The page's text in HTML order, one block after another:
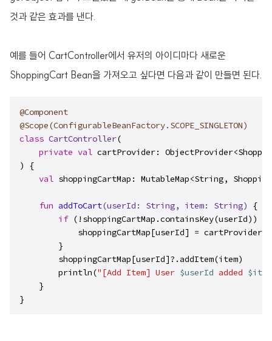
것과 같은 효과를 낸다.
예를 들어 CartController에서 유저의 아이디마다 새로운
ShoppingCart Bean을 가져오고 싶다면 다음과 같이 만들면 된다.
@Component
@Scope(ConfigurableBeanFactory.SCOPE_SINGLETON)
class CartController(
private val cartProvider:
) {
val shoppingCartMap: MutableMap<String,
fun addToCart(userId: String, item: String)
{
if (!shoppingCartMap.containsKey(userId)) {
shoppingCartMap[userId] =
        }
        shoppingCartMap[userId]?.addItem(item)
        println(
"[Add Item] User $userId added $item
    }
}